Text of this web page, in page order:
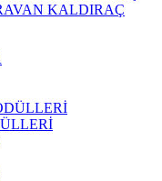
KALDIRAÇ